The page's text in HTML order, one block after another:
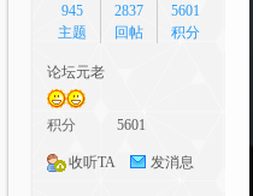
945
主题
2837
回帖
5601
积分
论坛元老
积分 5601
收听TA 发消息